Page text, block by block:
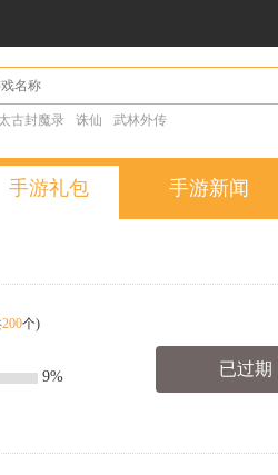
太古封魔录 诛仙 武林外传
手游礼包 手游新闻
200个)
9%
已过期